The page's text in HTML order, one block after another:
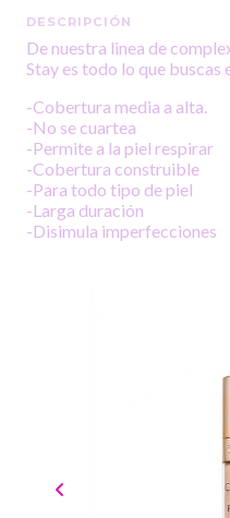
DESCRIPCIÓN
De nuestra linea de
Stay es todo lo que buscas
-Cobertura media a alta.
-No se cuartea
-Permite a la piel respirar
-Cobertura construible
-Para todo tipo de piel
-Larga duración
-Disimula imperfecciones